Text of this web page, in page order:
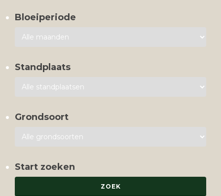
Bloeiperiode
Standplaats
Grondsoort
Start zoeken